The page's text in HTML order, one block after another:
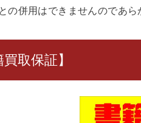
の併用はできませんのであら
買取保証】